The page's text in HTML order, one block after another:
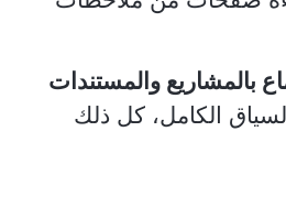
بالمشاريع والمستندات
الكامل، كل ذلك